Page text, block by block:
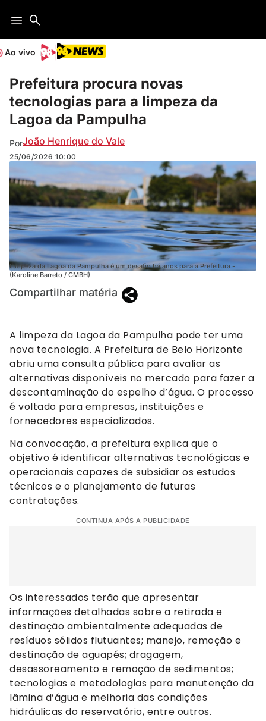
Ao vivo
Prefeitura procura novas
tecnologias para a limpeza da
Lagoa da Pampulha
PorJoão Henrique do Vale
25/06/2026 10:00
Limpeza da Lagoa da Pampulha é um desafio há anos para a Prefeitura -
(Karoline Barreto / CMBH)
Compartilhar matéria
A limpeza da Lagoa da Pampulha pode ter uma
nova tecnologia. A Prefeitura de Belo Horizonte
abriu uma consulta pública para avaliar as
alternativas disponíveis no mercado para fazer a
descontaminação do espelho d’água. O processo
é voltado para empresas, instituições e
fornecedores especializados.
Na convocação, a prefeitura explica que o
objetivo é identificar alternativas tecnológicas e
operacionais capazes de subsidiar os estudos
técnicos e o planejamento de futuras
contratações.
CONTINUA APÓS A PUBLICIDADE
Os interessados terão que apresentar
informações detalhadas sobre a retirada e
destinação ambientalmente adequadas de
resíduos sólidos flutuantes; manejo, remoção e
destinação de aguapés; dragagem,
desassoreamento e remoção de sedimentos;
tecnologias e metodologias para manutenção da
lâmina d’água e melhoria das condições
hidráulicas do reservatório, entre outros.